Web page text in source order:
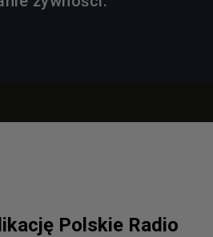
Polskie Radio